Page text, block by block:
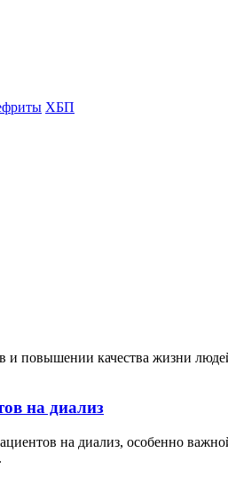
ХБП
повышении качества жизни
на диализ
на диализ, особенно